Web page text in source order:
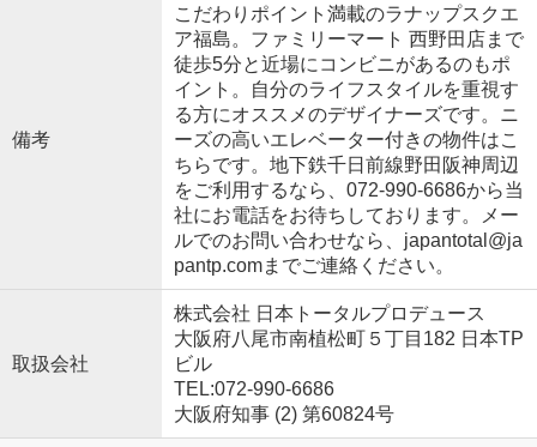
備考
こだわりポイント満載のラナップスクエ
ア福島。ファミリーマート 西野田店まで
徒歩5分と近場にコンビニがあるのもポ
イント。自分のライフスタイルを重視す
る方にオススメのデザイナーズです。ニ
ーズの高いエレベーター付きの物件はこ
ちらです。地下鉄千日前線野田阪神周辺
をご利用するなら、072-990-6686から当
社にお電話をお待ちしております。メー
ルでのお問い合わせなら、japantotal@ja
pantp.comまでご連絡ください。
取扱会社
株式会社 日本トータルプロデュース
大阪府八尾市南植松町５丁目182 日本TP
ビル
TEL:072-990-6686
大阪府知事 (2) 第60824号